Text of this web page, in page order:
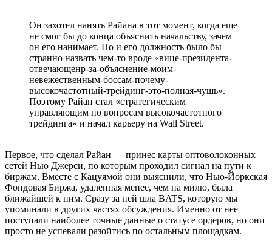
Он захотел нанять Райана в тот момент, когда еще
не смог бы до конца объяснить начальству, зачем
он его нанимает. Но и его должность было бы
странно назвать чем-то вроде «вице-президента-
отвечающенр-за-объяснение-моим-
невежественным-боссам-почему-
высокочастотный-трейдинг-это-полная-чушь».
Поэтому Райан стал «стратегическим
управляющим по вопросам высокочастотного
трейдинга» и начал карьеру на Wall Street.
Первое, что сделал Райан — принес карты оптоволоконных
сетей Нью Джерси, по которым проходил сигнал на пути к
биржам. Вместе с Кацуямой они выяснили, что Нью-Йоркская
Фондовая Биржа, удаленная менее, чем на милю, была
ближайшей к ним. Сразу за ней шла BATS, которую мы
упоминали в других частях обсуждения. Именно от нее
поступали наиболее точные данные о статусе ордеров, но они
просто не успевали разойтись по остальным площадкам.